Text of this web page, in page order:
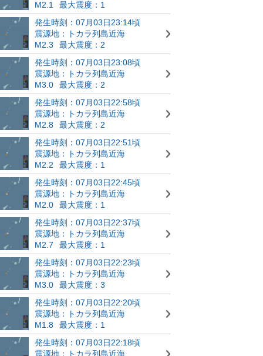
M2.1
最大震度：1
発生時刻：07月03日23:14頃
震源地：トカラ列島近海
M2.3
最大震度：2
発生時刻：07月03日23:08頃
震源地：トカラ列島近海
M3.0
最大震度：2
発生時刻：07月03日22:58頃
震源地：トカラ列島近海
M2.8
最大震度：2
発生時刻：07月03日22:51頃
震源地：トカラ列島近海
M2.2
最大震度：1
発生時刻：07月03日22:45頃
震源地：トカラ列島近海
M2.0
最大震度：1
発生時刻：07月03日22:37頃
震源地：トカラ列島近海
M2.7
最大震度：1
発生時刻：07月03日22:23頃
震源地：トカラ列島近海
M3.0
最大震度：3
発生時刻：07月03日22:20頃
震源地：トカラ列島近海
M1.8
最大震度：1
発生時刻：07月03日22:18頃
震源地：トカラ列島近海